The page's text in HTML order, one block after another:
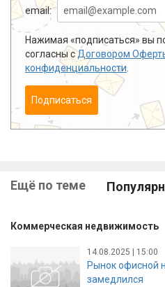
email:
Нажимая «подписаться» вы
согласны сДоговором
конфиденциальности
Подписаться
Ещё по теме
Коммерческая недвижимость
14.08.2025 | 15:00
Рынок офисной
замедлился